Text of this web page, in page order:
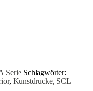
Serie Schlagwörter:
, Kunstdrucke, SCL